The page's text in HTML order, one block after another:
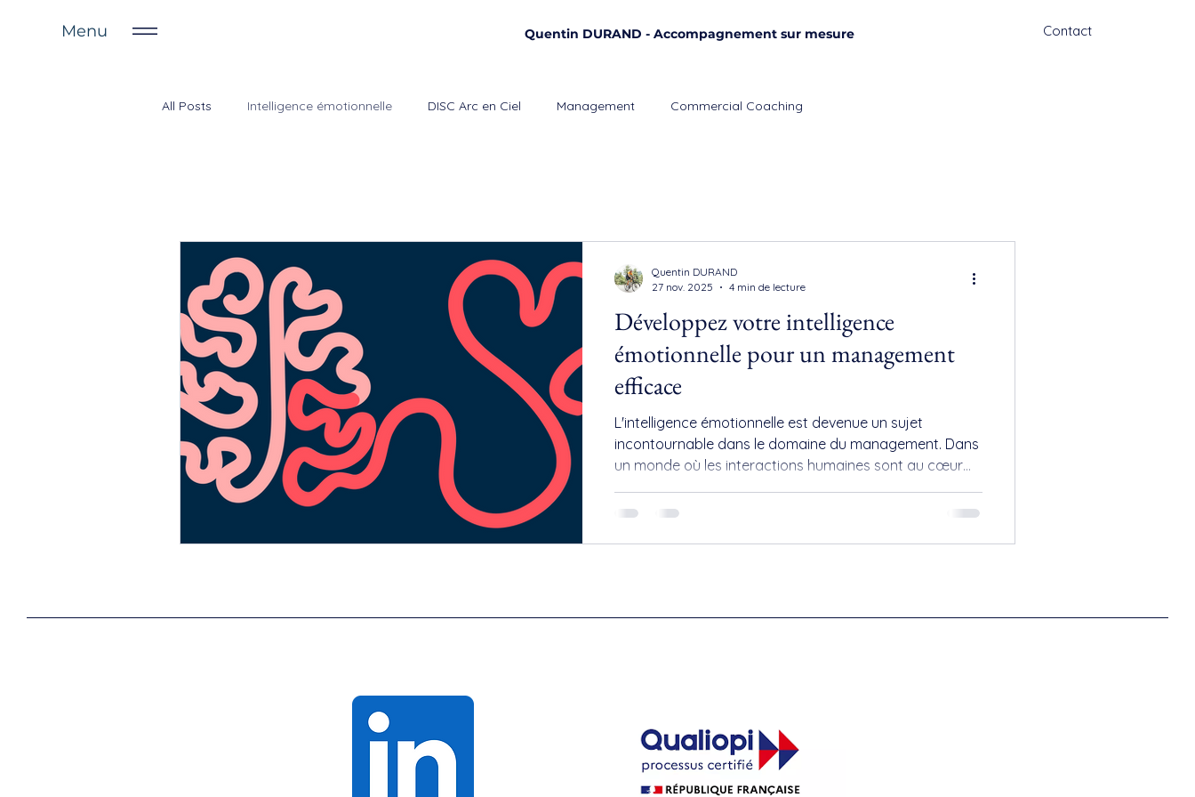
Menu Quentin DURAND - Accompagnement sur mesure Contact
All Posts Intelligence émotionnelle DISC Arc en Ciel Management Commercial Coaching
Développez votre intelligence
émotionnelle pour un management
efficace
L'intelligence émotionnelle est devenue un sujet
incontournable dans le domaine du management. Dans
un monde où les interactions humaines sont au cœur
compétence peut transformer non seulement votre
serein qui évoque la tr
Quentin DURAND
27 nov. 2025
4 min de lecture